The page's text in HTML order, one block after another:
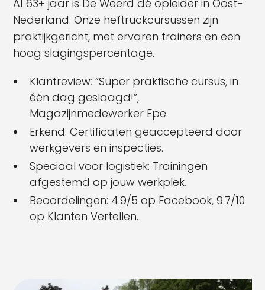
Al 63+ jaar is De Weerd dé opleider in Oost-
Nederland. Onze heftruckcursussen zijn
praktijkgericht, met ervaren trainers en een
hoog slagingspercentage.
Klantreview: “Super praktische cursus, in
één dag geslaagd!”,
Magazijnmedewerker Epe.
Erkend: Certificaten geaccepteerd door
werkgevers en inspecties.
Speciaal voor logistiek: Trainingen
afgestemd op jouw werkplek.
Beoordelingen: 4.9/5 op Facebook, 9.7/10
op Klanten Vertellen.